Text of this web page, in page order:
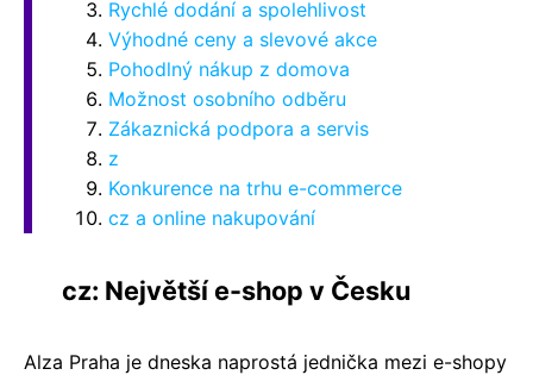
Rychlé dodání a spolehlivost
Výhodné ceny a slevové akce
Pohodlný nákup z domova
Možnost osobního odběru
Zákaznická podpora a servis
z
Konkurence na trhu e-commerce
cz a online nakupování
cz: Největší e-shop v Česku
Alza Praha je dneska naprostá jednička mezi e-shopy